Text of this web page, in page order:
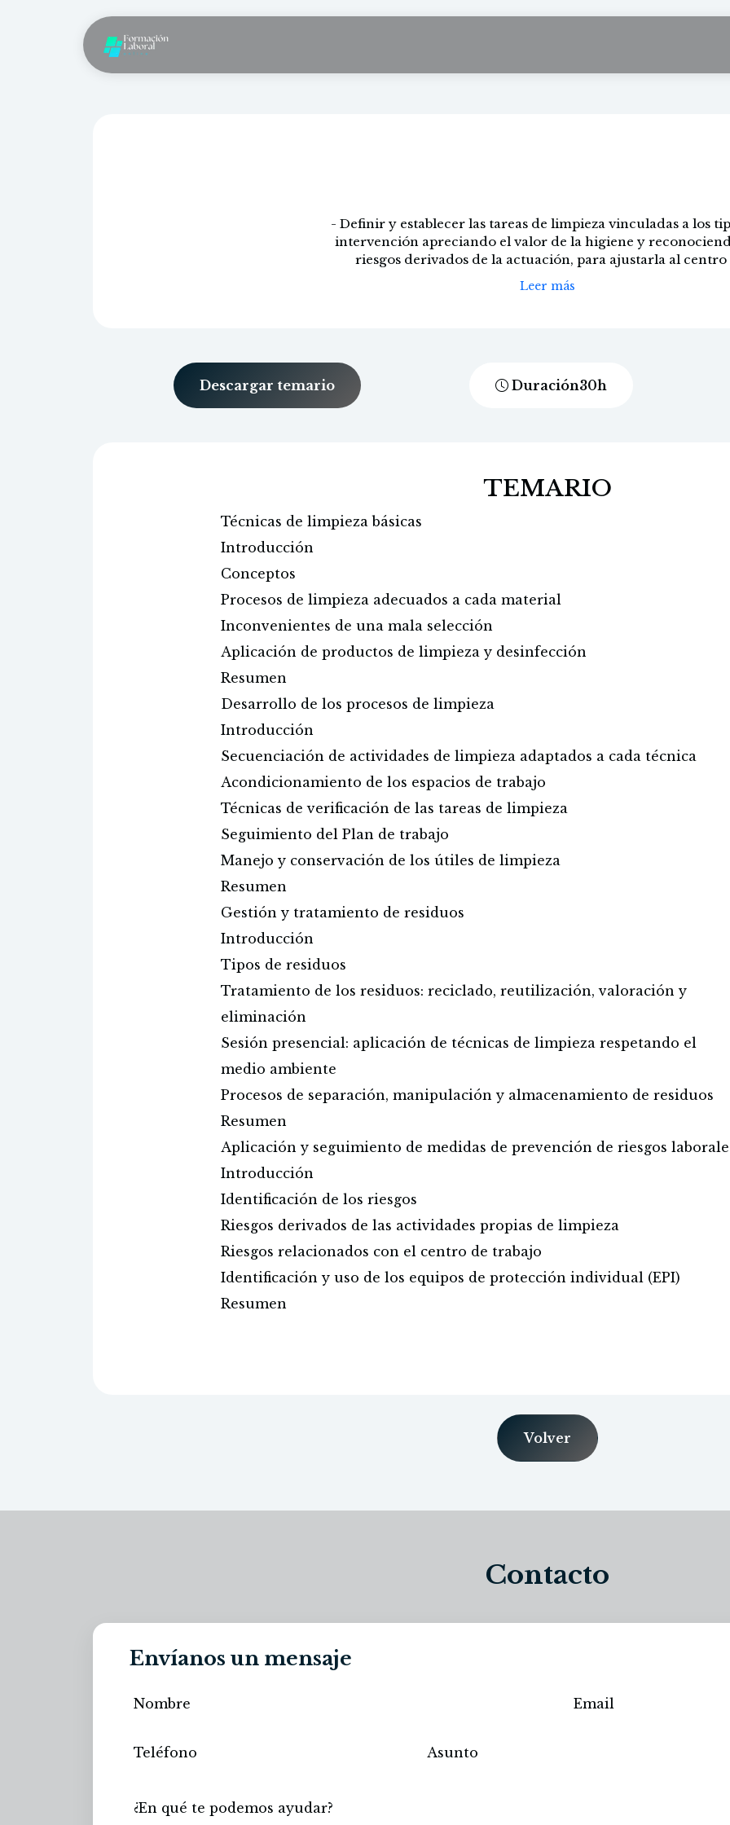
- Definir y establecer las tareas de limpieza vinculadas a los
intervención apreciando el valor de la higiene y
riesgos derivados de la actuación, para ajustarla al centro
Leer más
Descargar temario Duración30h
TEMARIO
Técnicas de limpieza básicas
Introducción
Conceptos
Procesos de limpieza adecuados a cada material
Inconvenientes de una mala selección
Aplicación de productos de limpieza y desinfección
Resumen
Desarrollo de los procesos de limpieza
Introducción
Secuenciación de actividades de limpieza adaptados a cada técnica
Acondicionamiento de los espacios de trabajo
Técnicas de verificación de las tareas de limpieza
Seguimiento del Plan de trabajo
Manejo y conservación de los útiles de limpieza
Resumen
Gestión y tratamiento de residuos
Introducción
Tipos de residuos
Tratamiento de los residuos: reciclado, reutilización, valoración y
eliminación
Sesión presencial: aplicación de técnicas de limpieza respetando el
medio ambiente
Procesos de separación, manipulación y almacenamiento de residuos
Resumen
Aplicación y seguimiento de medidas de prevención de riesgos
Introducción
Identificación de los riesgos
Riesgos derivados de las actividades propias de limpieza
Riesgos relacionados con el centro de trabajo
Identificación y uso de los equipos de protección individual (EPI)
Resumen
Volver
Contacto
Envíanos un mensaje